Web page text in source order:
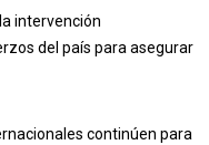
intervención
del país para asegurar
continúen para